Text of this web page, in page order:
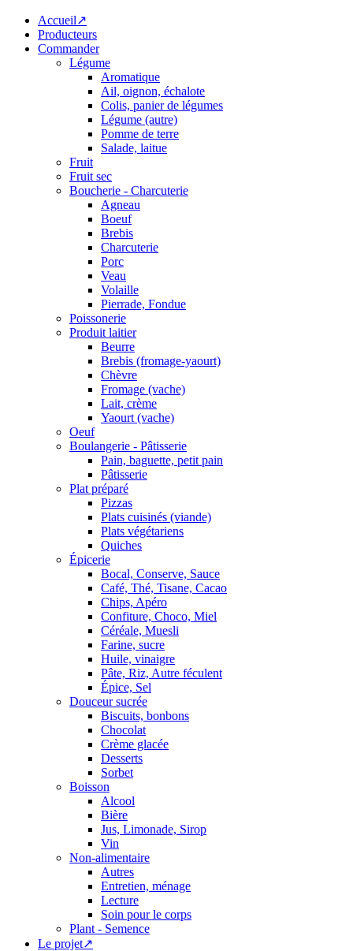
Accueil↗
Producteurs
Commander
Légume
Aromatique
Ail, oignon, échalote
Colis, panier de légumes
Légume (autre)
Pomme de terre
Salade, laitue
Fruit
Fruit sec
Boucherie - Charcuterie
Agneau
Boeuf
Brebis
Charcuterie
Porc
Veau
Volaille
Pierrade, Fondue
Poissonerie
Produit laitier
Beurre
Brebis (fromage-yaourt)
Chèvre
Fromage (vache)
Lait, crème
Yaourt (vache)
Oeuf
Boulangerie - Pâtisserie
Pain, baguette, petit pain
Pâtisserie
Plat préparé
Pizzas
Plats cuisinés (viande)
Plats végétariens
Quiches
Épicerie
Bocal, Conserve, Sauce
Café, Thé, Tisane, Cacao
Chips, Apéro
Confiture, Choco, Miel
Céréale, Muesli
Farine, sucre
Huile, vinaigre
Pâte, Riz, Autre féculent
Épice, Sel
Douceur sucrée
Biscuits, bonbons
Chocolat
Crème glacée
Desserts
Sorbet
Boisson
Alcool
Bière
Jus, Limonade, Sirop
Vin
Non-alimentaire
Autres
Entretien, ménage
Lecture
Soin pour le corps
Plant - Semence
Le projet↗